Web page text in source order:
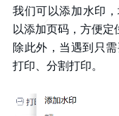
我们可以添加水印
以添加页码，方便定
除此外，当遇到只
打印、分割打印。